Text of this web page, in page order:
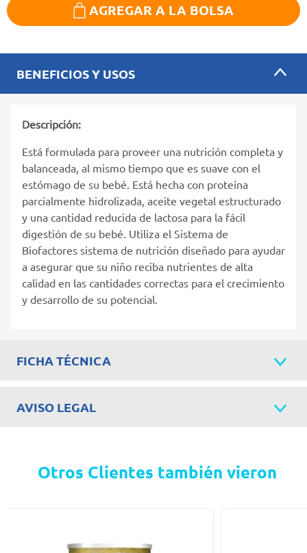
AGREGAR A LA BOLSA
BENEFICIOS Y USOS
Descripción:
Está formulada para proveer una nutrición completa y
balanceada, al mismo tiempo que es suave con el
estómago de su bebé. Está hecha con proteína
parcialmente hidrolizada, aceite vegetal estructurado
y una cantidad reducida de lactosa para la fácil
digestión de su bebé. Utiliza el Sistema de
Biofactores sistema de nutrición diseñado para ayudar
a asegurar que su niño reciba nutrientes de alta
calidad en las cantidades correctas para el crecimiento
y desarrollo de su potencial.
FICHA TÉCNICA
AVISO LEGAL
Otros Clientes también vieron